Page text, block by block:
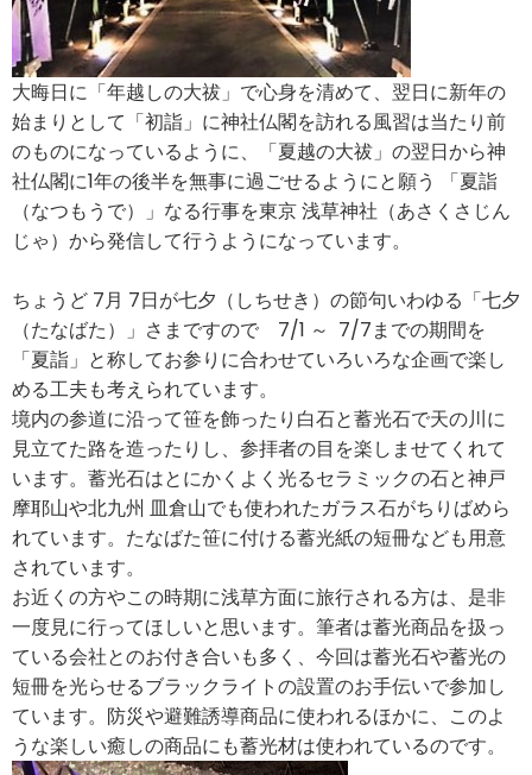
大晦日に「年越しの大祓」で心身を清めて、翌日に新年の
始まりとして「初詣」に神社仏閣を訪れる風習は当たり前
のものになっているように、「夏越の大祓」の翌日から神
社仏閣に1年の後半を無事に過ごせるようにと願う 「夏詣
（なつもうで）」なる行事を東京 浅草神社（あさくさじん
じゃ）から発信して行うようになっています。
ちょうど 7月 7日が七夕（しちせき）の節句いわゆる「七夕
（たなばた）」さまですので 7/1 ～ 7/7までの期間を
「夏詣」と称してお参りに合わせていろいろな企画で楽し
める工夫も考えられています。
境内の参道に沿って笹を飾ったり白石と蓄光石で天の川に
見立てた路を造ったりし、参拝者の目を楽しませてくれて
います。蓄光石はとにかくよく光るセラミックの石と神戸
摩耶山や北九州 皿倉山でも使われたガラス石がちりばめら
れています。たなばた笹に付ける蓄光紙の短冊なども用意
されています。
お近くの方やこの時期に浅草方面に旅行される方は、是非
一度見に行ってほしいと思います。筆者は蓄光商品を扱っ
ている会社とのお付き合いも多く、今回は蓄光石や蓄光の
短冊を光らせるブラックライトの設置のお手伝いで参加し
ています。防災や避難誘導商品に使われるほかに、このよ
うな楽しい癒しの商品にも蓄光材は使われているのです。